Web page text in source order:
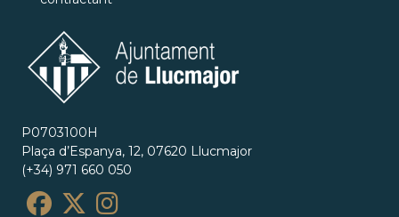
P0703100H
Plaça d’Espanya, 12, 07620 Llucmajor
(+34) 971 660 050